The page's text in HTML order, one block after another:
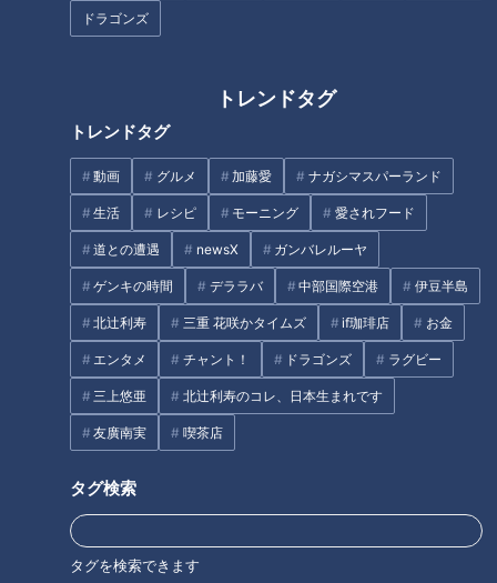
ドラゴンズ
トレンドタグ
トレンドタグ
動画 グルメ 加藤愛 ナガシマスパーランド
生活 レシピ モーニング 愛されフード
道との遭遇 newsX ガンバレルーヤ
ゲンキの時間 デララバ 中部国際空港 伊豆半島
北辻利寿 三重 花咲かタイムズ if珈琲店 お金
エンタメ チャント！ ドラゴンズ ラグビー
三上悠亜 北辻利寿のコレ、日本生まれです
友廣南実 喫茶店
タグ検索
タグを検索できます
CBCテレビ：画像『チャント！』
入ったアイスクリームや絶品のルーローハンなど、台湾ならで
はのグルメを満喫しました！
CBCテレビ：画像『チャント！』
る大型スーパー「家樂福（カルフール）」は、日用品から家
電、食品まで揃い、地元の人はもちろん、お土産を買うために
観光客も訪れる穴場です。店内には、巨大なスイカなど、日本